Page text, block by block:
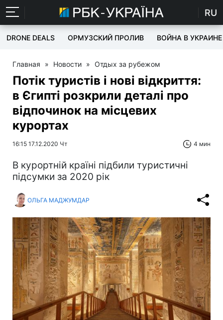
RU
DRONE DEALS ОРМУЗСКИЙ ПРОЛИВ ВОЙНА В УКРАИНЕ
Главная » Новости » Отдых за рубежом
Потік туристів і нові відкриття:
в Єгипті розкрили деталі про
відпочинок на місцевих
курортах
16:15 17.12.2020 Чт 4 мин
В курортній країні підбили туристичні
підсумки за 2020 рік
ОЛЬГА МАДЖУМДАР